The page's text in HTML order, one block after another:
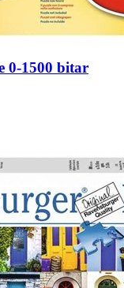
0-1500 bitar